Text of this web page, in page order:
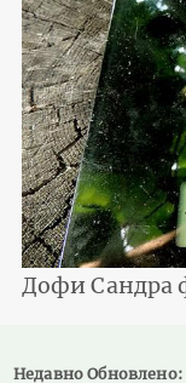
Дофи Сандра
Недавно Обновлено: